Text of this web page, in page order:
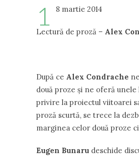
1 8 martie 2014
Lectură de proză – Alex
După ce Alex Condrache
două proze şi ne oferă
privire la proiectul viitoarei
proză scurtă, se trece la
marginea celor două proze
Eugen Bunaru deschide